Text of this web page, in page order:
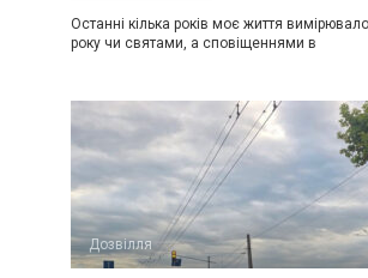
Останні кілька років моє життя
року чи святами, а сповіщеннями в
Дозвілля